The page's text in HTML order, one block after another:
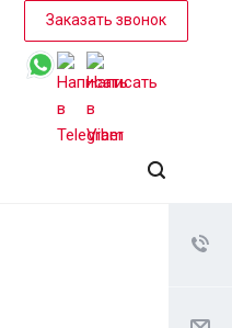
Заказать звонок